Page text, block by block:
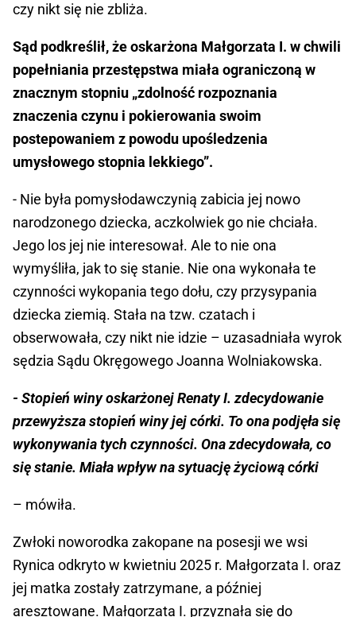
czy nikt się nie zbliża.
Sąd podkreślił, że oskarżona Małgorzata I. w chwili
popełniania przestępstwa miała ograniczoną w
znacznym stopniu „zdolność rozpoznania
znaczenia czynu i pokierowania swoim
postepowaniem z powodu upośledzenia
umysłowego stopnia lekkiego”.
- Nie była pomysłodawczynią zabicia jej nowo
narodzonego dziecka, aczkolwiek go nie chciała.
Jego los jej nie interesował. Ale to nie ona
wymyśliła, jak to się stanie. Nie ona wykonała te
czynności wykopania tego dołu, czy przysypania
dziecka ziemią. Stała na tzw. czatach i
obserwowała, czy nikt nie idzie – uzasadniała wyrok
sędzia Sądu Okręgowego Joanna Wolniakowska.
- Stopień winy oskarżonej Renaty I. zdecydowanie
przewyższa stopień winy jej córki. To ona podjęła się
wykonywania tych czynności. Ona zdecydowała, co
się stanie. Miała wpływ na sytuację życiową córki
– mówiła.
Zwłoki noworodka zakopane na posesji we wsi
Rynica odkryto w kwietniu 2025 r. Małgorzata I. oraz
jej matka zostały zatrzymane, a później
aresztowane. Małgorzata I. przyznała się do